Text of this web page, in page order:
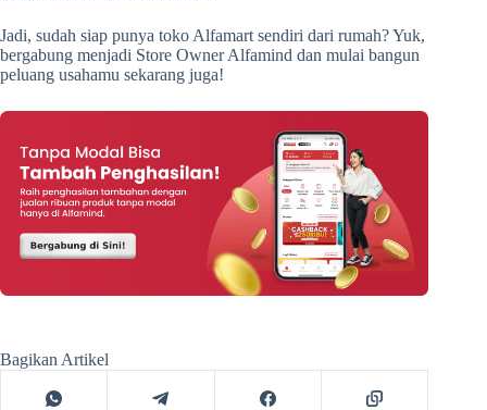
Jadi, sudah siap punya toko Alfamart sendiri dari rumah? Yuk,
bergabung menjadi Store Owner Alfamind dan mulai bangun
peluang usahamu sekarang juga!
Bagikan Artikel